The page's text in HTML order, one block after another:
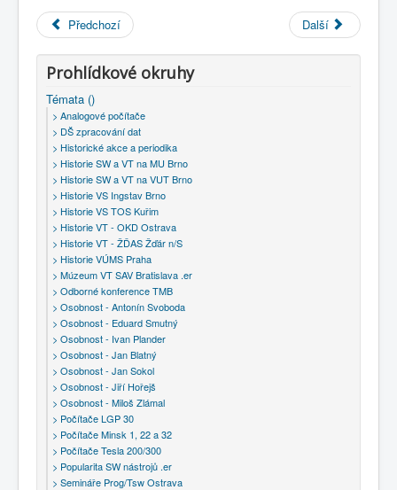
Předchozí Další
Prohlídkové okruhy
Témata ()
> Analogové počítače
> DŠ zpracování dat
> Historické akce a periodika
> Historie SW a VT na MU Brno
> Historie SW a VT na VUT Brno
> Historie VS Ingstav Brno
> Historie VS TOS Kuřim
> Historie VT - OKD Ostrava
> Historie VT - ŽĎAS Žďár n/S
> Historie VÚMS Praha
> Múzeum VT SAV Bratislava .er
> Odborné konference TMB
> Osobnost - Antonín Svoboda
> Osobnost - Eduard Smutný
> Osobnost - Ivan Plander
> Osobnost - Jan Blatný
> Osobnost - Jan Sokol
> Osobnost - Jiří Hořejš
> Osobnost - Miloš Zlámal
> Počítače LGP 30
> Počítače Minsk 1, 22 a 32
> Počítače Tesla 200/300
> Popularita SW nástrojů .er
> Semináře Prog/Tsw Ostrava